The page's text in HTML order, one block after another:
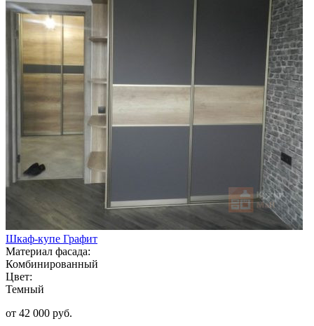
Шкаф-купе Графит
Материал фасада:
Комбинированный
Цвет:
Темный
от 42 000 руб.